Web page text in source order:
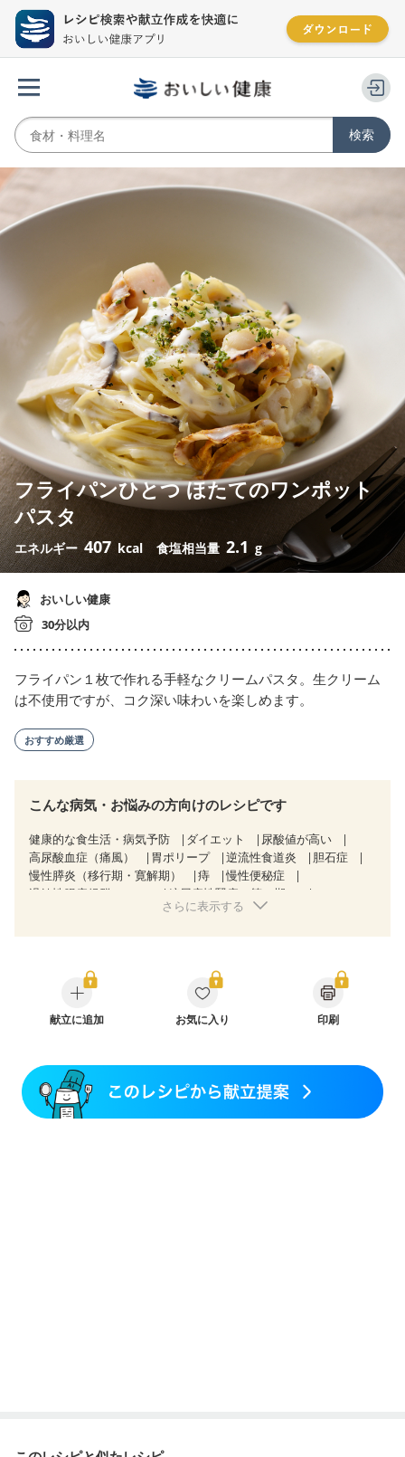
フライパンひとつ ほたてのワンポット
パスタ
エネルギー407 kcal 食塩相当量 2.1 g
おいしい健康
30分以内
フライパン１枚で作れる手軽なクリームパスタ。生クリーム
は不使用ですが、コク深い味わいを楽しめます。
おすすめ厳選
こんな病気・お悩みの方向けのレシピです
健康的な食生活・病気予防 ダイエット
尿酸値が高い
高尿酸血症（痛風）
胃ポリープ 逆流性食道炎
胆石症
慢性膵炎（移行期・寛解期）
痔
慢性便秘症
過敏性腸症候群（IBS）
糖尿病性腎症（第１期）
乳がん（抗がん剤治療中）
フレイル（年齢に合わせた体作り）
ニキビ・肌荒れ
更年期
さらに表示する
献立に追加 お気に入り 印刷